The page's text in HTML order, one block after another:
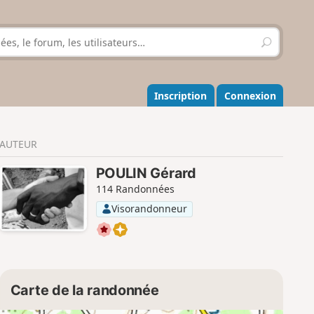
R
e
h
e
r
r
Inscription Connexion
AUTEUR
POULIN Gérard
114 Randonnées
Visorandonneur
Carte de la randonnée